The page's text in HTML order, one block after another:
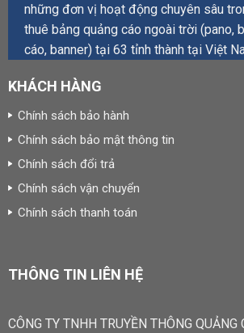
những đơn vị hoạt động chuyên sâu
thuê bảng quảng cáo ngoài trời (pano,
cáo, banner) tại 63 tỉnh thành tại Việt
KHÁCH HÀNG
Chính sách bảo hành
Chính sách bảo mật thông tin
Chính sách đổi trả
Chính sách vận chuyển
Chính sách thanh toán
THÔNG TIN LIÊN HỆ
CÔNG TY TNHH TRUYỀN THÔNG QUẢNG